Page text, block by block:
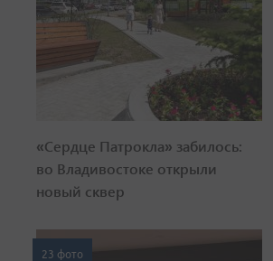
«Сердце Патрокла» забилось:
во Владивостоке открыли
новый сквер
23 фото